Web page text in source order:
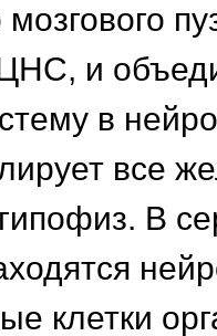
и
в
все
В
клетки